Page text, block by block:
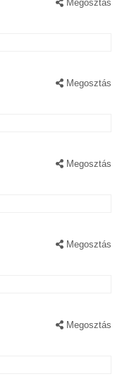
Megosztás
Megosztás
Megosztás
Megosztás
Megosztás